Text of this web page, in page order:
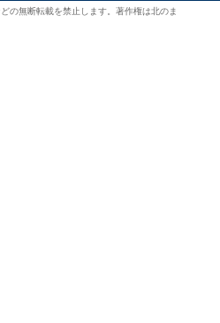
の無断転載を禁止します。著作権は北のま